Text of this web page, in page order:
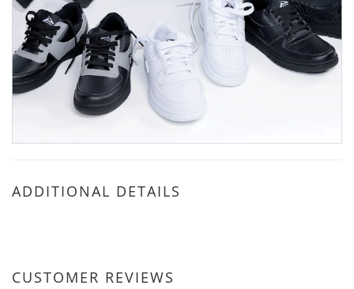
ADDITIONAL DETAILS
CUSTOMER REVIEWS